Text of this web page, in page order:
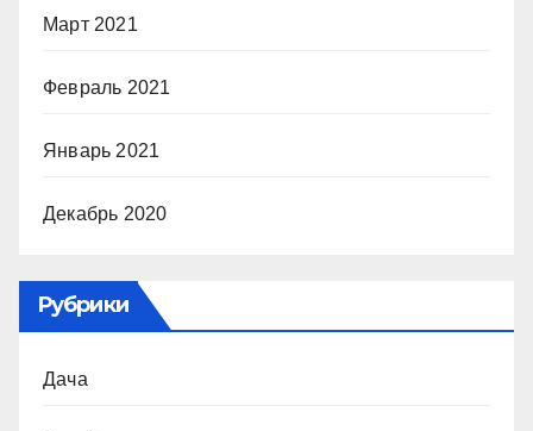
Март 2021
Февраль 2021
Январь 2021
Декабрь 2020
Рубрики
Дача